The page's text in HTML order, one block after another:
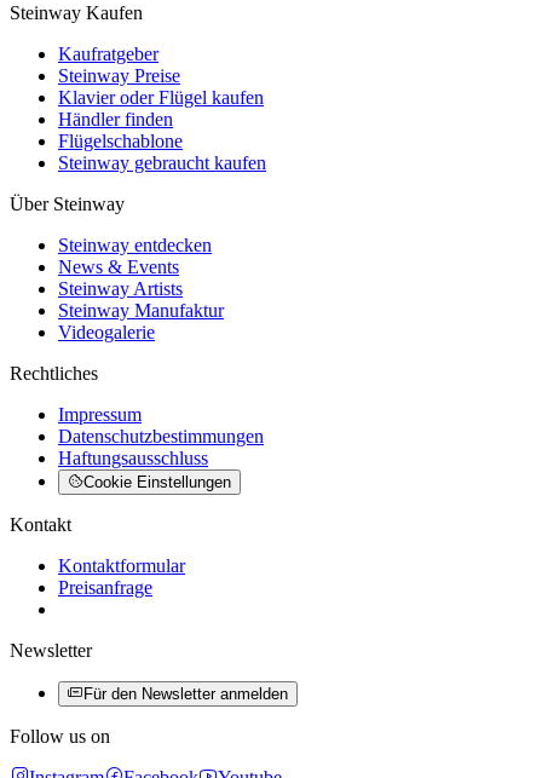
Steinway Kaufen
Kaufratgeber
Steinway Preise
Klavier oder Flügel kaufen
Händler finden
Flügelschablone
Steinway gebraucht kaufen
Über Steinway
Steinway entdecken
News & Events
Steinway Artists
Steinway Manufaktur
Videogalerie
Rechtliches
Impressum
Datenschutzbestimmungen
Haftungsausschluss
Cookie Einstellungen
Kontakt
Kontaktformular
Preisanfrage
Newsletter
Für den Newsletter anmelden
Follow us on